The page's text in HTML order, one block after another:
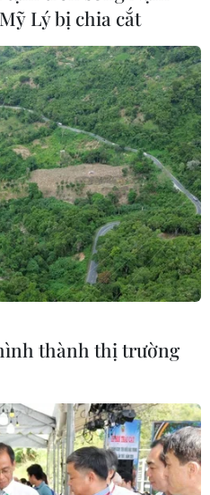
trừng phạt
#Ukraine và EU
NGA-UKRAINE
chấm dứt tấn công dân
Nga-Ukraine
chuyển giao hệ thống
Ukraine trải qua tháng
Lý bị chia cắt
thành thị trường